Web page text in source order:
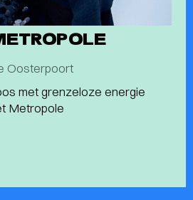
Oosterpoort
met grenzeloze energie
Metropole